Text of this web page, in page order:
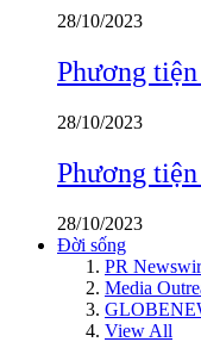
28/10/2023
Phương
28/10/2023
Phương
28/10/2023
Đời sống
PR
Media
View All